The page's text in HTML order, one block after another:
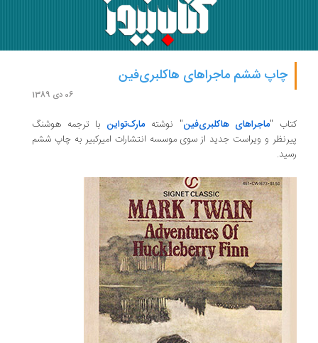
چاپ ششم ماجراهای هاکلبری‌فین
06 دی 1389
کتاب "ماجراهای هاکلبری‌فین" نوشتهمارک‌تواین با ترجمه هوشنگ
پیرنظر و ویراست جدید از سوی موسسه انتشارات امیرکبیر به چاپ ششم
رسید.